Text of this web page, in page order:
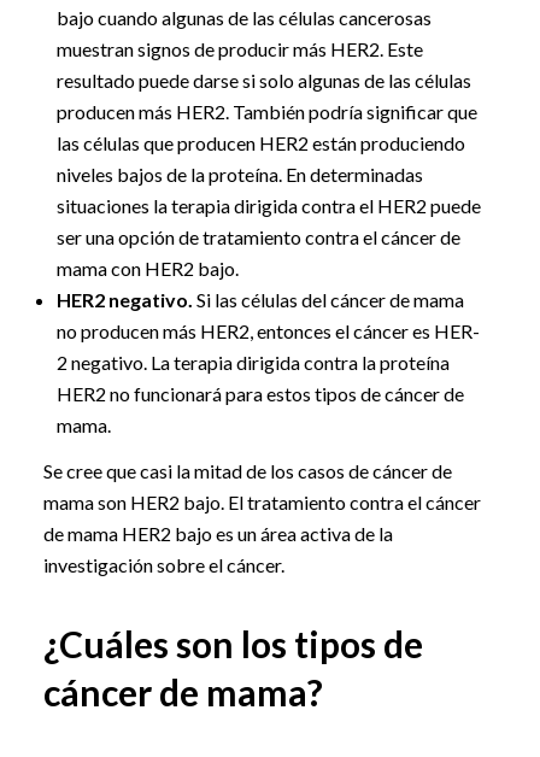
bajo cuando algunas de las células cancerosas
muestran signos de producir más HER2. Este
resultado puede darse si solo algunas de las células
producen más HER2. También podría significar que
las células que producen HER2 están produciendo
niveles bajos de la proteína. En determinadas
situaciones la terapia dirigida contra el HER2 puede
ser una opción de tratamiento contra el cáncer de
mama con HER2 bajo.
HER2 negativo. Si las células del cáncer de mama
no producen más HER2, entonces el cáncer es HER-
2 negativo. La terapia dirigida contra la proteína
HER2 no funcionará para estos tipos de cáncer de
mama.
Se cree que casi la mitad de los casos de cáncer de
mama son HER2 bajo. El tratamiento contra el cáncer
de mama HER2 bajo es un área activa de la
investigación sobre el cáncer.
¿Cuáles son los tipos de
cáncer de mama?